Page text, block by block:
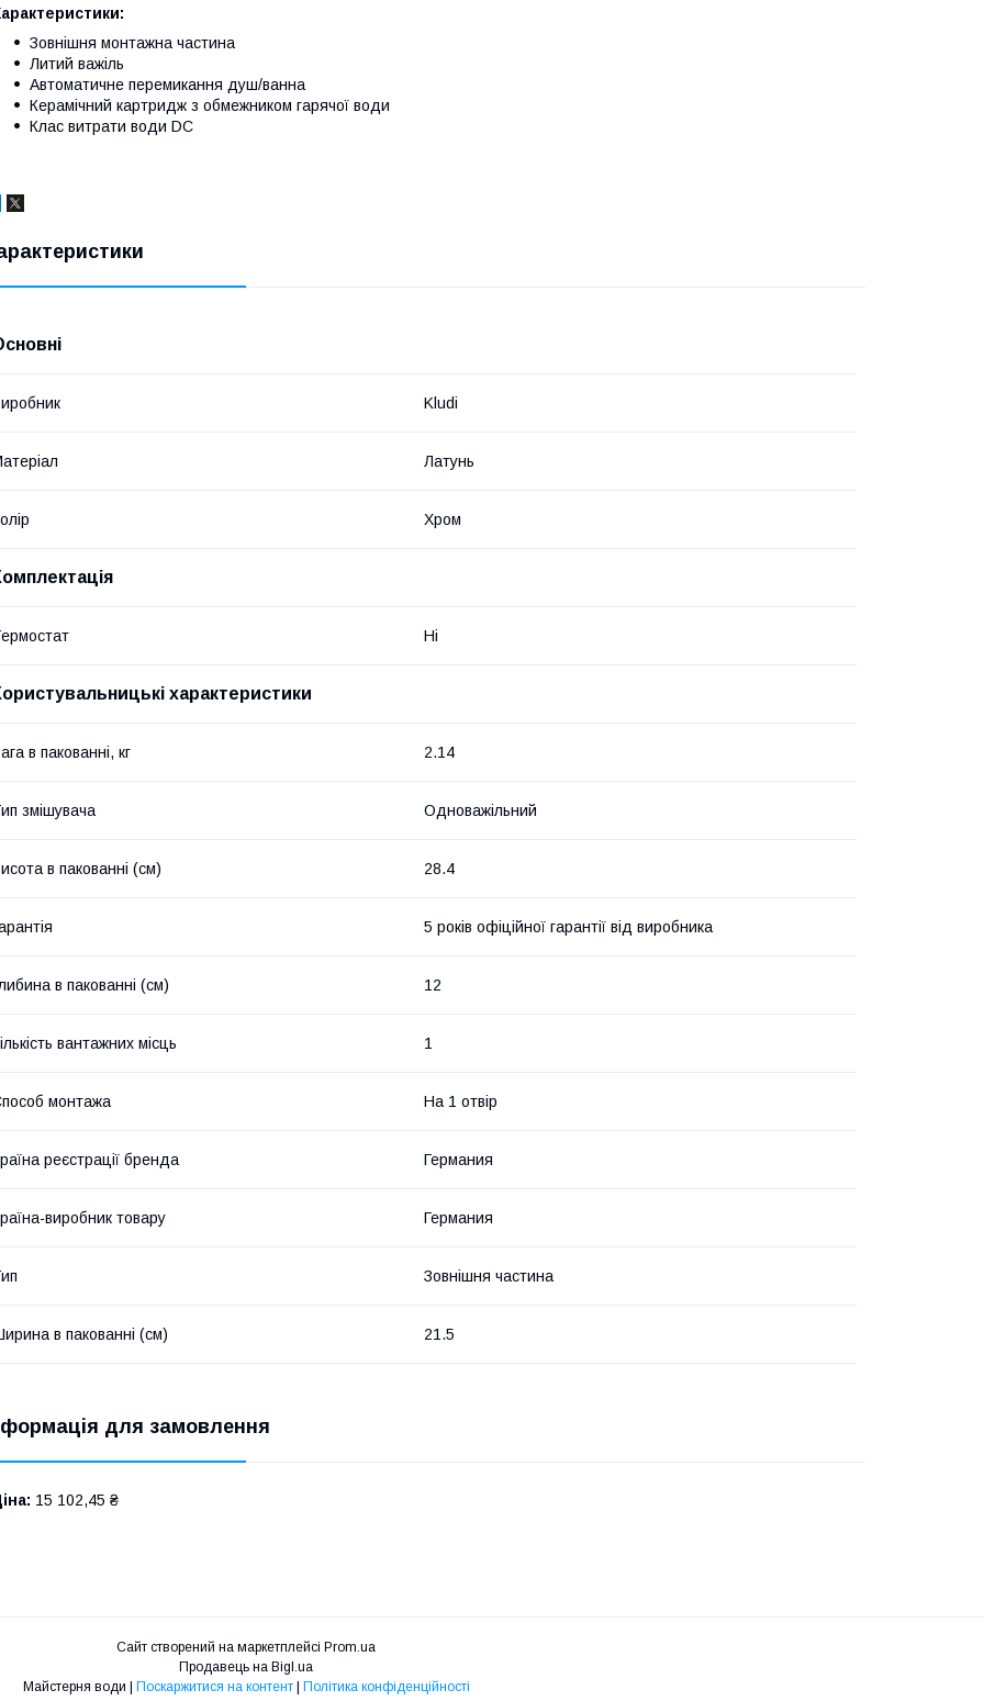
Зовнішня монтажна частина
Литий важіль
Автоматичне перемикання душ/ванна
Керамічний картридж з обмежником гарячої води
Клас витрати води DC
Kludi
Латунь
Хром
Ні
характеристики
в пакованні, кг 2.14
змішувача Одноважільний
в пакованні (см) 28.4
5 років офіційної гарантії від виробника
в пакованні (см) 12
вантажних місць 1
монтажа На 1 отвір
реєстрації бренда Германия
виробник товару Германия
Зовнішня частина
в пакованні (см) 21.5
для замовлення
15 102,45 ₴
Сайт створений на маркетплейсі Prom.ua
Продавець на Bigl.ua
Майстерня води | Поскаржитися на контент | Політика конфіденційності